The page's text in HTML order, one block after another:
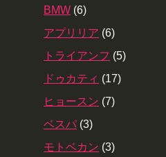
BMW (6)
アプリリア (6)
トライアンフ (5)
ドゥカティ (17)
ヒョースン (7)
ベスパ (3)
モトベカン (3)